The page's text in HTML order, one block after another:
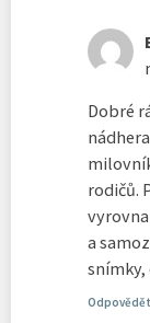
Dobré
rodičů.
a
snímky,
Odpovědět